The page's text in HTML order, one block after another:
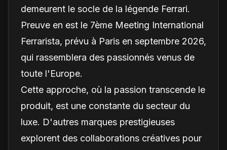
demeurent le socle de la légende Ferrari.
Preuve en est le 7ème Meeting International
Ferrarista, prévu à Paris en septembre 2026,
qui rassemblera des passionnés venus de
toute l'Europe.
Cette approche, où la passion transcende le
produit, est une constante du secteur du
luxe. D'autres marques prestigieuses
explorent des collaborations créatives pour